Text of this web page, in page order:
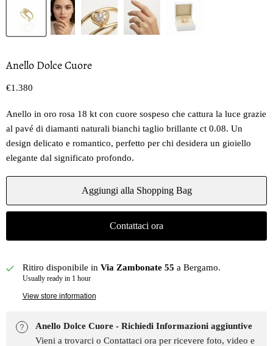
Anello Dolce Cuore
Prezzo oggi
€1.380
Anello in oro rosa 18 kt con cuore sospeso che cattura la luce grazie
al pavé di diamanti naturali bianchi taglio brillante ct 0.08. Un
design delicato e romantico, perfetto per chi desidera un gioiello
elegante dal significato profondo.
Aggiungi alla Shopping Bag
Contattaci ora
Ritiro disponibile in Via Zambonate 55 a Bergamo.
Usually ready in 1 hour
View store information
Anello Dolce Cuore - Richiedi Informazioni aggiuntive
Vieni a trovarci o Contattaci ora per ricevere foto, video e